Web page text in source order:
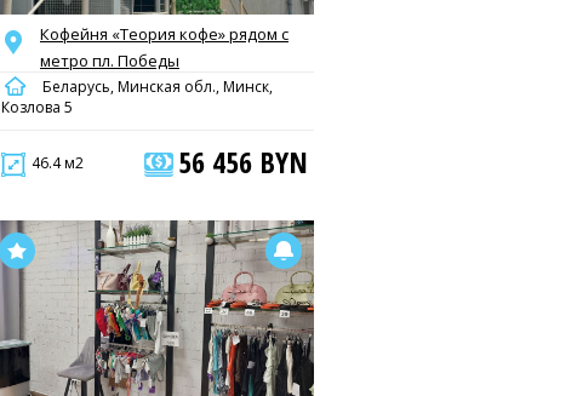
Кофейня «Теория кофе» рядом с
метро пл. Победы
Беларусь, Минская обл., Минск,
Козлова 5
46.4 м2 56 456 BYN